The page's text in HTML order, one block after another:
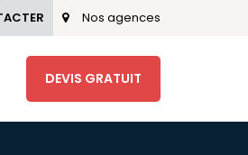
Nos agences
DEVIS GRATUIT